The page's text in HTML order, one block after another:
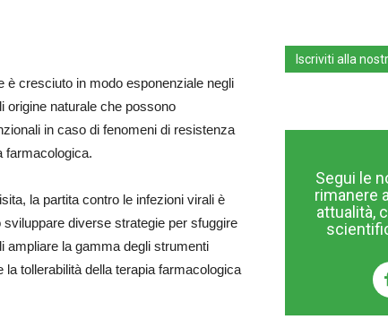
è cresciuto in modo esponenziale negli
origine naturale che possono
in caso di fenomeni di resistenza
farmacologica.
la partita contro le infezioni virali è
diverse strategie per sfuggire
ampliare la gamma degli strumenti
tollerabilità della terapia farmacologica
Iscriviti alla
Segui le
rimanere
attualità,